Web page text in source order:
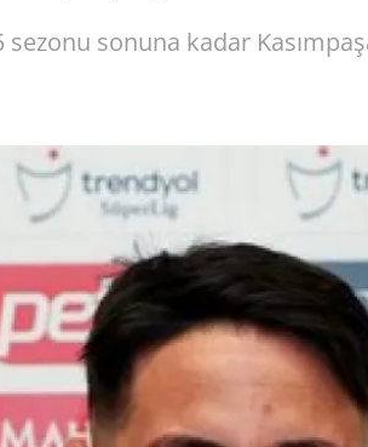
sezonu sonuna kadar